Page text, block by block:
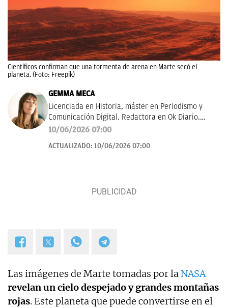
Científicos confirman que una tormenta de arena en Marte secó el
planeta. (Foto: Freepik)
GEMMA MECA
Licenciada en Historia, máster en Periodismo y
Comunicación Digital. Redactora en Ok Diario.
Cuento historias, soy amante de los astros, sigo a la
Experta en noticias de consumo, lifestyle, recetas y
10/06/2026 07:00
ACTUALIZADO: 10/06/2026 07:00
Las imágenes de Marte tomadas por la NASA
revelan un cielo despejado y grandes montañas
rojas. Este planeta que puede convertirse en el